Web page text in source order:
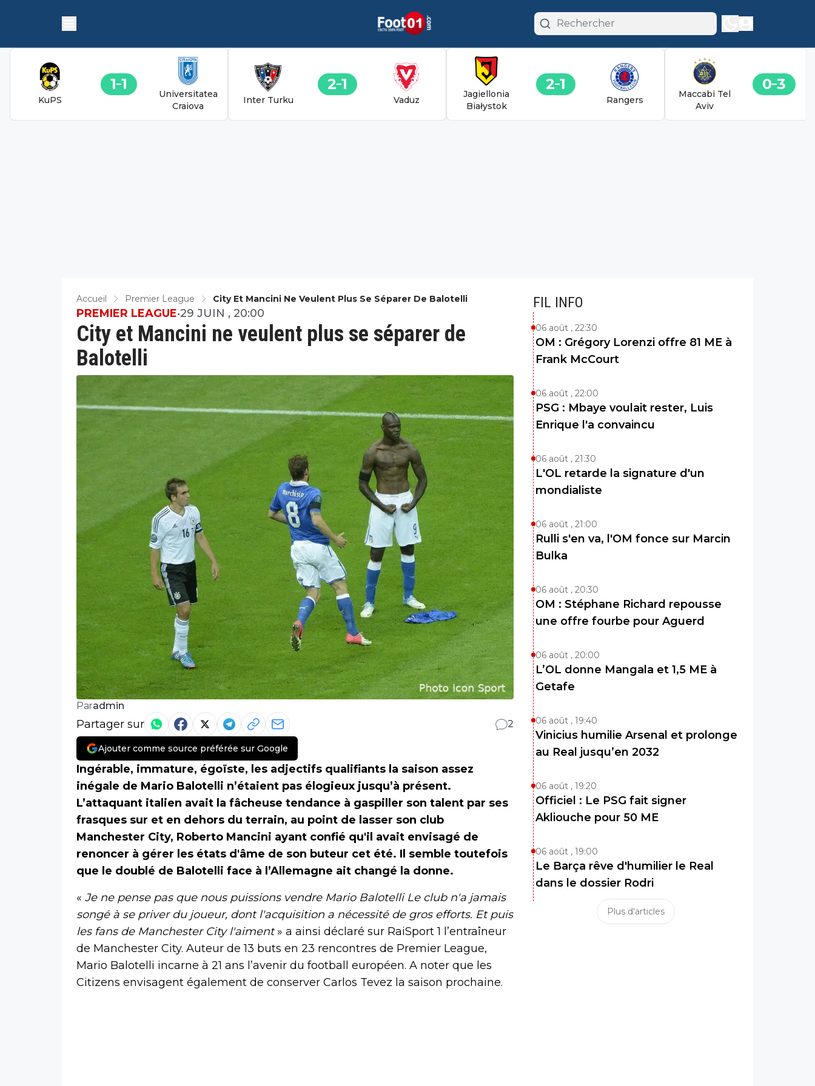
KuPS
1 1
Universitatea
Craiova
Inter Turku
2 1
Vaduz
Jagiellonia
Białystok
2 1
Rangers
Maccabi Tel
Aviv
0 3
Accueil Premier League City Et Mancini Ne Veulent Plus Se Séparer De Balotelli
City et Mancini ne veulent plus se séparer de
Balotelli
PREMIER LEAGUE•29 JUIN , 20:00
Paradmin
Partager sur 2
Ajouter comme source préférée sur Google
Ingérable, immature, égoïste, les adjectifs qualifiants la saison assez
inégale de Mario Balotelli n’étaient pas élogieux jusqu’à présent.
L’attaquant italien avait la fâcheuse tendance à gaspiller son talent par ses
frasques sur et en dehors du terrain, au point de lasser son club
Manchester City, Roberto Mancini ayant confié qu'il avait envisagé de
renoncer à gérer les états d'âme de son buteur cet été. Il semble toutefois
que le doublé de Balotelli face à l’Allemagne ait changé la donne.
« Je ne pense pas que nous puissions vendre Mario Balotelli Le club n'a jamais
songé à se priver du joueur, dont l'acquisition a nécessité de gros efforts. Et puis
les fans de Manchester City l'aiment» a ainsi déclaré sur RaiSport 1 l’entraîneur
de Manchester City. Auteur de 13 buts en 23 rencontres de Premier League,
Mario Balotelli incarne à 21 ans l’avenir du football européen. A noter que les
Citizens envisagent également de conserver Carlos Tevez la saison prochaine.
FIL INFO
06 août , 22:30
OM : Grégory Lorenzi offre 81 ME à
Frank McCourt
06 août , 22:00
PSG : Mbaye voulait rester, Luis
Enrique l'a convaincu
06 août , 21:30
L'OL retarde la signature d'un
mondialiste
06 août , 21:00
Rulli s'en va, l'OM fonce sur Marcin
Bulka
06 août , 20:30
OM : Stéphane Richard repousse
une offre fourbe pour Aguerd
06 août , 20:00
L’OL donne Mangala et 1,5 ME à
Getafe
06 août , 19:40
Vinicius humilie Arsenal et prolonge
au Real jusqu’en 2032
06 août , 19:20
Officiel : Le PSG fait signer
Akliouche pour 50 ME
06 août , 19:00
Le Barça rêve d'humilier le Real
dans le dossier Rodri
Plus d'articles